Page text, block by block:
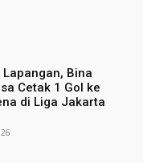
Bina
Cetak 1 Gol ke
di Liga Jakarta